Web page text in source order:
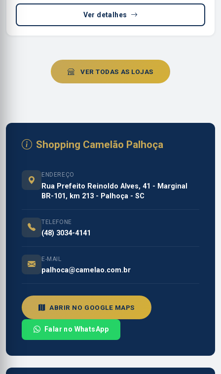
Ver detalhes
VER TODAS AS LOJAS
Shopping Camelão Palhoça
ENDEREÇO
Rua Prefeito Reinoldo Alves, 41 - Marginal
BR-101, km 213 - Palhoça - SC
TELEFONE
(48) 3034-4141
E-MAIL
palhoca@camelao.com.br
ABRIR NO GOOGLE MAPS
Falar no WhatsApp